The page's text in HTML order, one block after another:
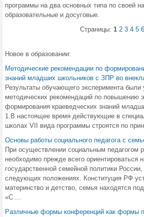
программы на два основных типа по своей
образовательные и досуговые.
Страницы: 1 2 3 4 5 6
Новое в образовании:
Методические рекомендации по
знаний младших школьников с ЗПР во
Результаты обучающего эксперимента были
методических рекомендаций по повышению
формирования краеведческих знаний
1.В настоящее время действующие в
школах VII вида программы строятся по
Основы работы социального педагога с
При осуществлении социальным педагогом
необходимо прежде всего ориентироваться
государственной семейной политики
следующих положениях. Конституция РФ
материнство и детство, семья находятся
«С ...
Различные формы конференций как формы